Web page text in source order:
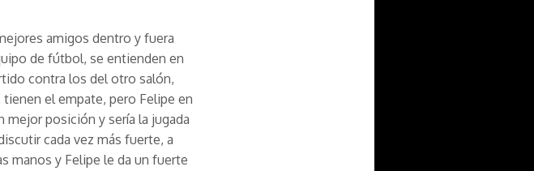
amigos dentro y fuera
de fútbol, se entienden en
contra los del otro salón,
el empate, pero Felipe en
mejor posición y sería la jugada
cada vez más fuerte, a
manos y Felipe le da un fuerte